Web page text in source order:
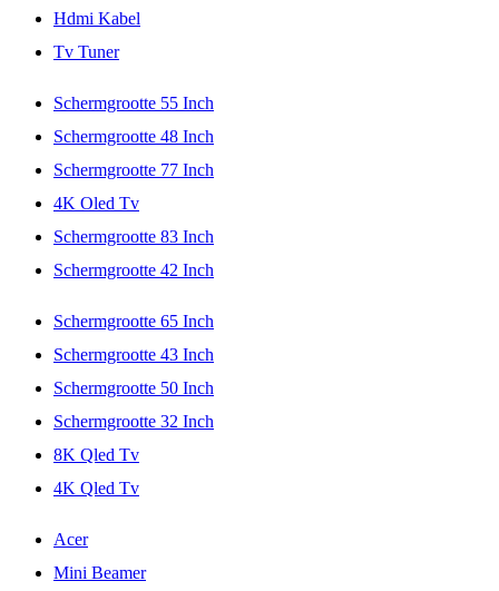
Hdmi Kabel
Tv Tuner
Schermgrootte 55 Inch
Schermgrootte 48 Inch
Schermgrootte 77 Inch
4K Oled Tv
Schermgrootte 83 Inch
Schermgrootte 42 Inch
Schermgrootte 65 Inch
Schermgrootte 43 Inch
Schermgrootte 50 Inch
Schermgrootte 32 Inch
8K Qled Tv
4K Qled Tv
Acer
Mini Beamer